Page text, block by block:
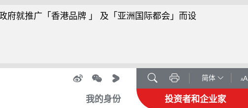
府就推广「香港品牌 」 及「亚洲国际都会」而设
简体 AA
我的身份 投资者和企业家